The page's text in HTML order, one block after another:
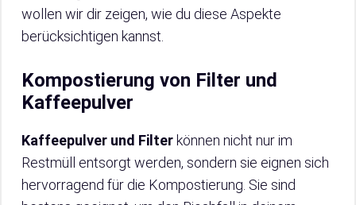
wollen wir dir zeigen, wie du diese Aspekte
berücksichtigen kannst.
Kompostierung von Filter und
Kaffeepulver
Kaffeepulver und Filter können nicht nur im
Restmüll entsorgt werden, sondern sie eignen sich
hervorragend für die Kompostierung. Sie sind